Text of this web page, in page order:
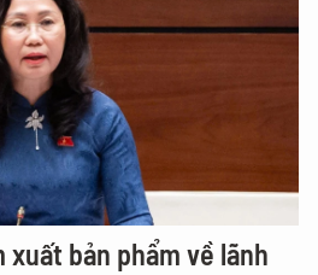
bản phẩm về lãnh